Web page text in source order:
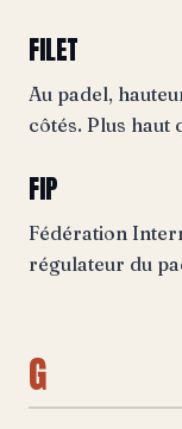
FILET
Au padel,
côtés. Plus haut
FIP
Fédération
régulateur du
G